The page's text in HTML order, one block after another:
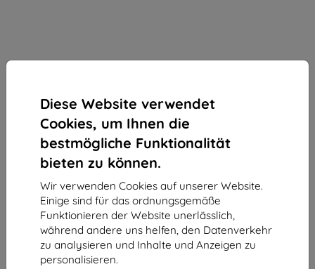
Diese Website verwendet
Cookies, um Ihnen die
bestmögliche Funktionalität
bieten zu können.
Wir verwenden Cookies auf unserer Website.
Einige sind für das ordnungsgemäße
Funktionieren der Website unerlässlich,
während andere uns helfen, den Datenverkehr
zu analysieren und Inhalte und Anzeigen zu
personalisieren.
3mk ARC+ Schutzfolie für Nubia Z70 Ultra
Geeignet für: Nubia Z70 Ultra
11,90 €
10,71 €